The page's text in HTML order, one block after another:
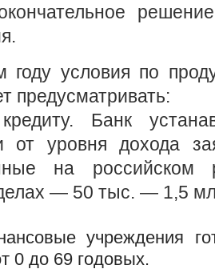
условия по
предусматривать:
Банк
от уровня дохода
на российском
— 50 тыс. — 1,5
учреждения
0 до 69 годовых.